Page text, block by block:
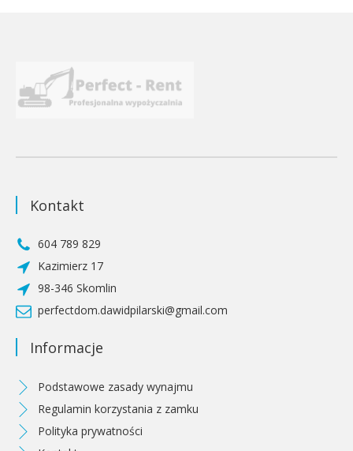
Kontakt
604 789 829
Kazimierz 17
98-346 Skomlin
perfectdom.dawidpilarski@gmail.com
Informacje
Podstawowe zasady wynajmu
Regulamin korzystania z zamku
Polityka prywatności